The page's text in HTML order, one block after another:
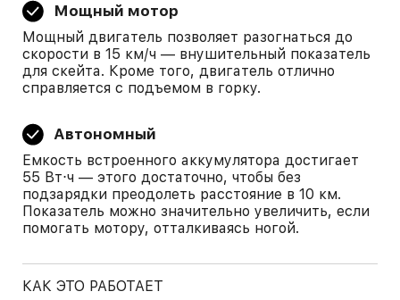
Мощный мотор
Мощный двигатель позволяет разогнаться до
скорости в 15 км/ч — внушительный показатель
для скейта. Кроме того, двигатель отлично
справляется с подъемом в горку.
Автономный
Емкость встроенного аккумулятора достигает
55 Вт⋅ч — этого достаточно, чтобы без
подзарядки преодолеть расстояние в 10 км.
Показатель можно значительно увеличить, если
помогать мотору, отталкиваясь ногой.
КАК ЭТО РАБОТАЕТ